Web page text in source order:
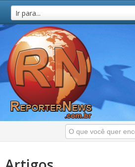
Ir para...